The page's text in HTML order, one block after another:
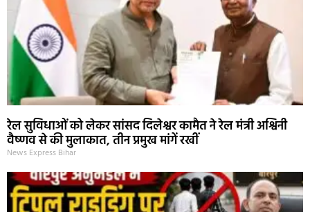
रेल सुविधाओं को लेकर सांसद दिलेश्वर कामैत ने रेल मंत्री अश्विनी
वैष्णव से की मुलाकात, तीन प्रमुख मांगें रखीं
News Express Bihar